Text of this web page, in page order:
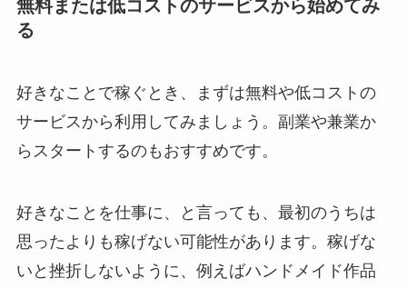
無料または低コストのサービスから始めてみ
る
好きなことで稼ぐとき、まずは無料や低コストの
サービスから利用してみましょう。副業や兼業か
らスタートするのもおすすめです。
好きなことを仕事に、と言っても、最初のうちは
思ったよりも稼げない可能性があります。稼げな
いと挫折しないように、例えばハンドメイド作品